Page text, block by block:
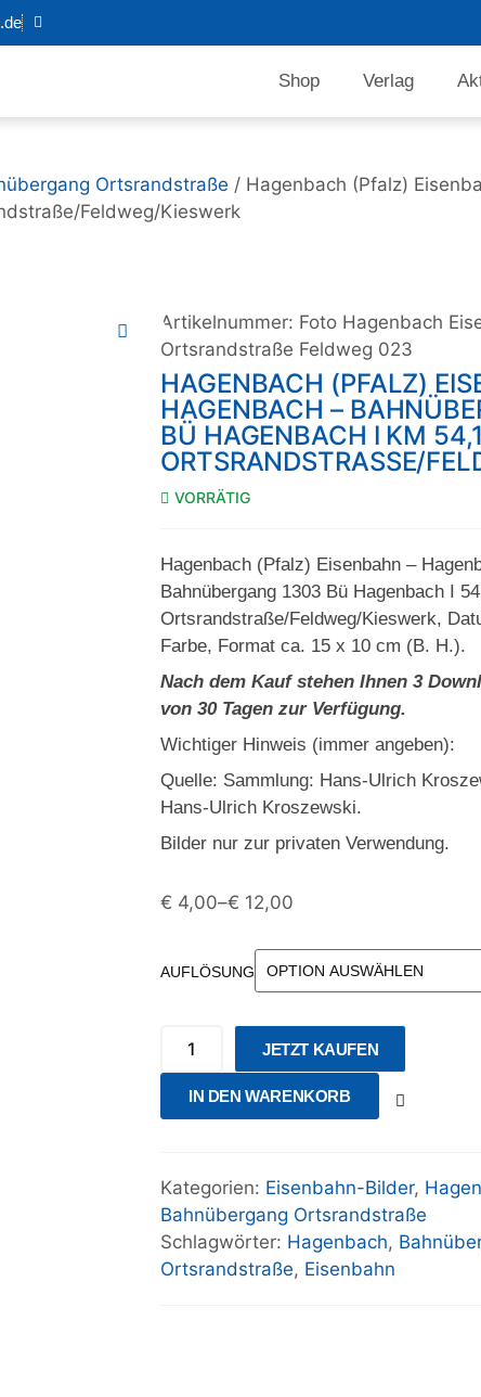
Shop Verlag
Ortsrandstraße / Hagenbach (Pfalz)
Feldweg/Kieswerk
Artikelnummer: Foto Hagenbach
Ortsrandstraße Feldweg 023
HAGENBACH (PFALZ)
HAGENBACH –
BÜ HAGENBACH I KM
ORTSRANDSTRASSE/
VORRÄTIG
Hagenbach (Pfalz) Eisenbahn –
Bahnübergang 1303 Bü Hagenbach I
Ortsrandstraße/Feldweg/Kieswerk,
Farbe, Format ca. 15 x 10 cm (B. H.).
Nach dem Kauf stehen Ihnen 3
von 30 Tagen zur Verfügung.
Wichtiger Hinweis (immer angeben):
Quelle: Sammlung: Hans-Ulrich
Hans-Ulrich Kroszewski.
Bilder nur zur privaten Verwendung.
€ 4,00–€ 12,00
AUFLÖSUNG
JETZT KAUFEN
IN DEN WARENKORB
Kategorien: Eisenbahn-Bilder,
Bahnübergang Ortsrandstraße
Schlagwörter: Hagenbach,
Ortsrandstraße, Eisenbahn